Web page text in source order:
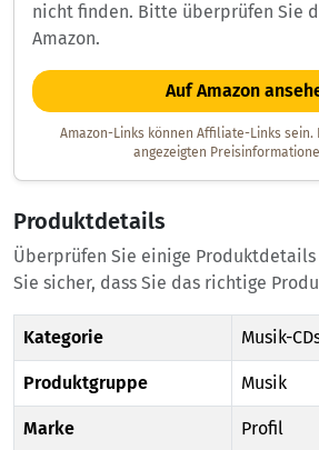
nicht finden. Bitte überprüfen Sie
Amazon.
Auf Amazon
Amazon-Links können Affiliate-Links
angezeigten
Produktdetails
Überprüfen Sie einige
Sie sicher, dass Sie das richtige
Kategorie Musik-
Produktgruppe Musik
Marke Profil